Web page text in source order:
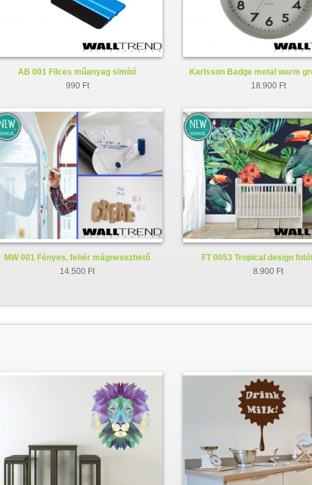
AB 001 Filces műanyag simító
990 Ft
Karlsson Badge metal warm
KA5610GY
18.900 Ft
MW 001 Fényes, fehér mágnesezhető
whiteboard fólia
14.500 Ft
FT 0053 Tropical design
8.900 Ft